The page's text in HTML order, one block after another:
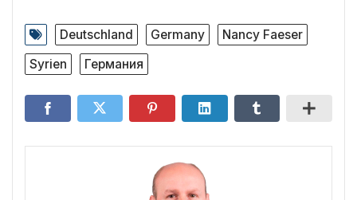
Deutschland Germany
Nancy Faeser
Syrien
Германия